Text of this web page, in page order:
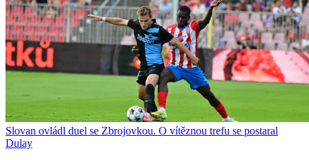
Slovan ovládl duel se Zbrojovkou. O vítěznou trefu se postaral
Dulay